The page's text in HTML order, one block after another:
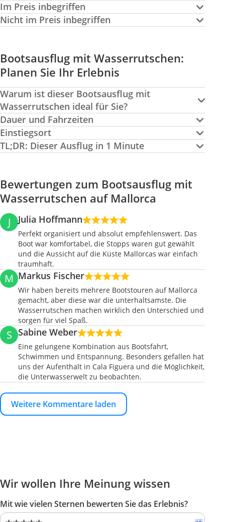
Im Preis inbegriffen
Nicht im Preis inbegriffen
Bootsausflug mit Wasserrutschen:
Planen Sie Ihr Erlebnis
Warum ist dieser Bootsausflug mit
Wasserrutschen ideal für Sie?
Dauer und Fahrzeiten
Einstiegsort
TL;DR: Dieser Ausflug in 1 Minute
Bewertungen zum Bootsausflug mit
Wasserrutschen auf Mallorca
J Julia Hoffmann
Perfekt organisiert und absolut empfehlenswert. Das
Boot war komfortabel, die Stopps waren gut gewählt
und die Aussicht auf die Küste Mallorcas war einfach
traumhaft.
M Markus Fischer
Wir haben bereits mehrere Bootstouren auf Mallorca
gemacht, aber diese war die unterhaltsamste. Die
Wasserrutschen machen wirklich den Unterschied und
sorgen für viel Spaß.
S Sabine Weber
Eine gelungene Kombination aus Bootsfahrt,
Schwimmen und Entspannung. Besonders gefallen hat
uns der Aufenthalt in Cala Figuera und die Möglichkeit,
die Unterwasserwelt zu beobachten.
Weitere Kommentare laden
Wir wollen Ihre Meinung wissen
Mit wie vielen Sternen bewerten Sie das Erlebnis?